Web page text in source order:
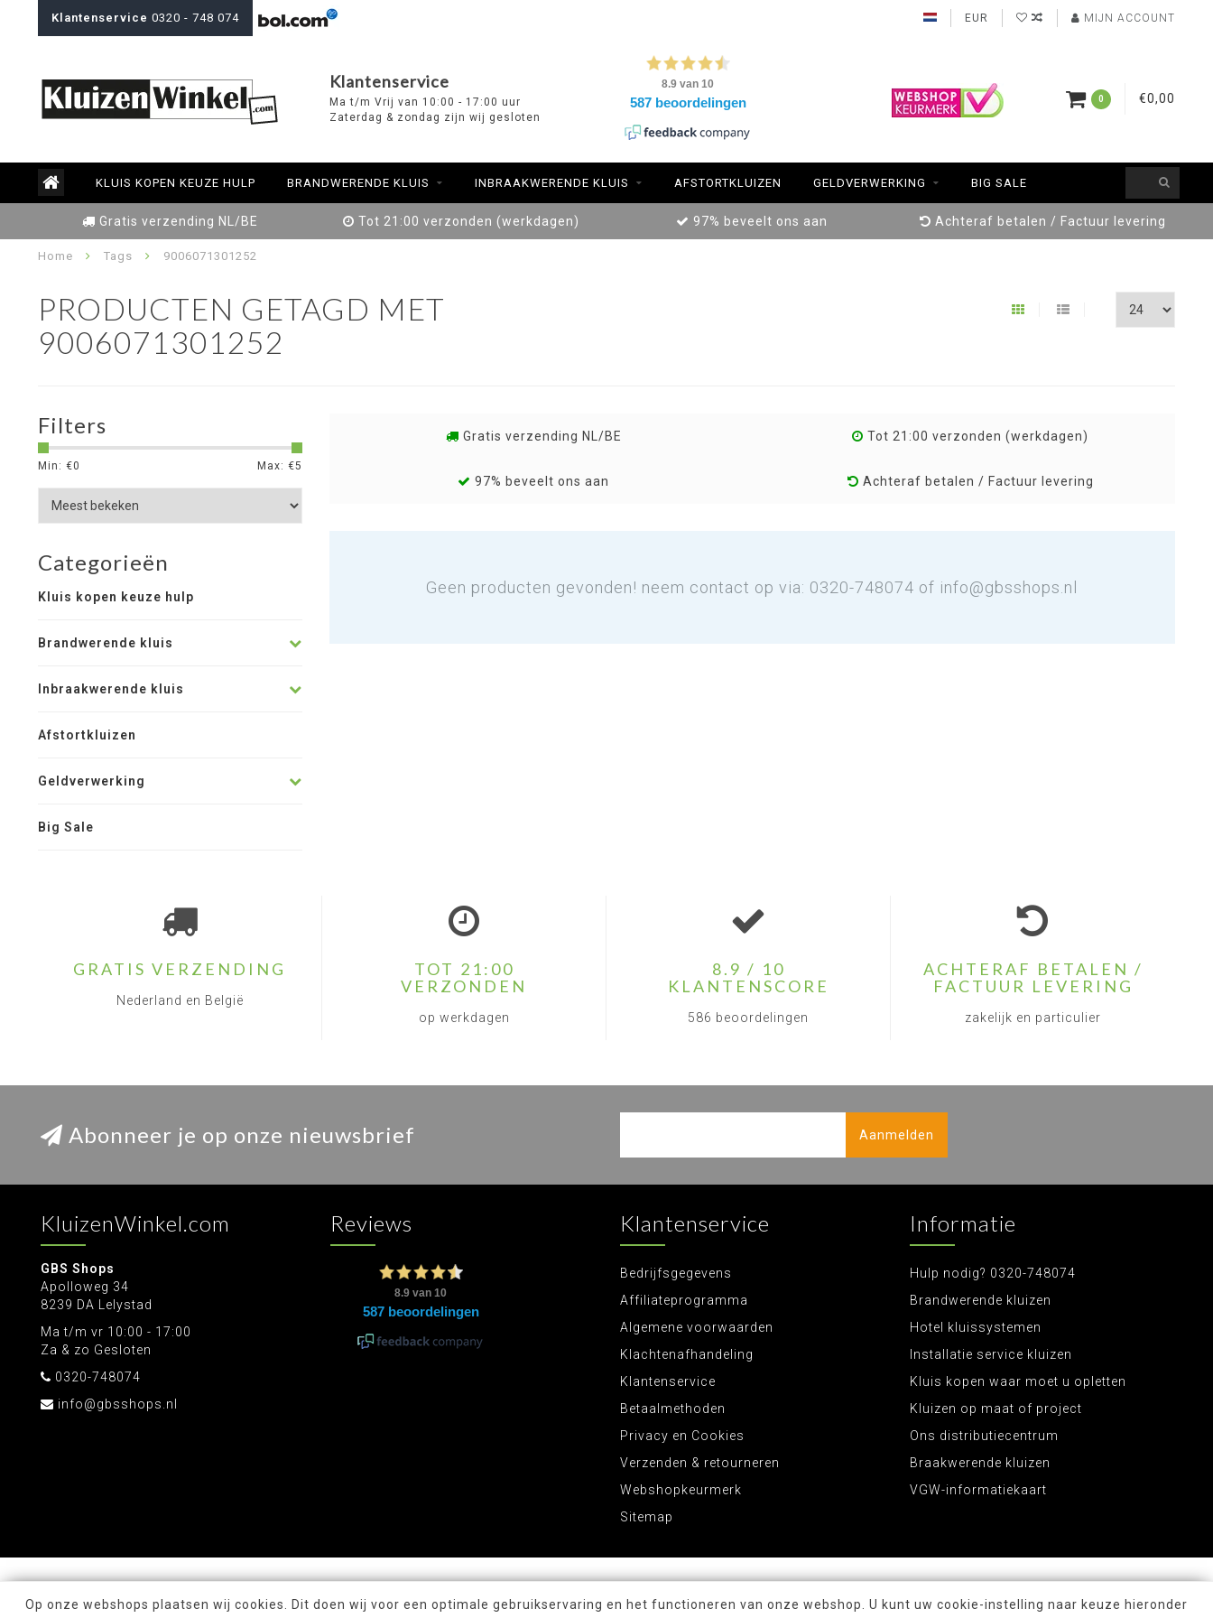
Klantenservice 0320 - 748 074 EUR MIJN ACCOUNT
Klantenservice
Ma t/m Vrij van 10:00 - 17:00 uur
Zaterdag & zondag zijn wij gesloten
0 €0,00
KLUIS KOPEN KEUZE HULP BRANDWERENDE KLUIS INBRAAKWERENDE KLUIS AFSTORTKLUIZEN GELDVERWERKING BIG SALE
Gratis verzending NL/BE Tot 21:00 verzonden (werkdagen) 97% beveelt ons aan Achteraf betalen / Factuur levering
Home Tags 9006071301252
PRODUCTEN GETAGD MET
9006071301252
Filters
Min: €0 Max: €5
Categorieën
Kluis kopen keuze hulp
Brandwerende kluis
Inbraakwerende kluis
Afstortkluizen
Geldverwerking
Big Sale
Gratis verzending NL/BE Tot 21:00 verzonden (werkdagen)
97% beveelt ons aan Achteraf betalen / Factuur levering
Geen producten gevonden! neem contact op via: 0320-748074 of info@gbsshops.nl
GRATIS VERZENDING
Nederland en België
TOT 21:00
VERZONDEN
op werkdagen
8.9 / 10
KLANTENSCORE
586 beoordelingen
ACHTERAF BETALEN /
FACTUUR LEVERING
zakelijk en particulier
Abonneer je op onze nieuwsbrief Aanmelden
KluizenWinkel.com
GBS Shops
Apolloweg 34
8239 DA Lelystad
Ma t/m vr 10:00 - 17:00
Za & zo Gesloten
0320-748074
info@gbsshops.nl
Reviews Klantenservice
Bedrijfsgegevens
Affiliateprogramma
Algemene voorwaarden
Klachtenafhandeling
Klantenservice
Betaalmethoden
Privacy en Cookies
Verzenden & retourneren
Webshopkeurmerk
Sitemap
Informatie
Hulp nodig? 0320-748074
Brandwerende kluizen
Hotel kluissystemen
Installatie service kluizen
Kluis kopen waar moet u opletten
Kluizen op maat of project
Ons distributiecentrum
Braakwerende kluizen
VGW-informatiekaart
Op onze webshops plaatsen wij cookies. Dit doen wij voor een optimale gebruikservaring en het functioneren van onze webshop. U kunt uw cookie-instelling naar keuze hieronder